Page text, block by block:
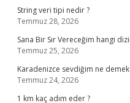
String veri tipi nedir ?
Temmuz 28, 2026
Sana Bir Sır Vereceğim hangi
Temmuz 25, 2026
Karadenizce sevdiğim ne demek
Temmuz 24, 2026
1 km kaç adım eder ?